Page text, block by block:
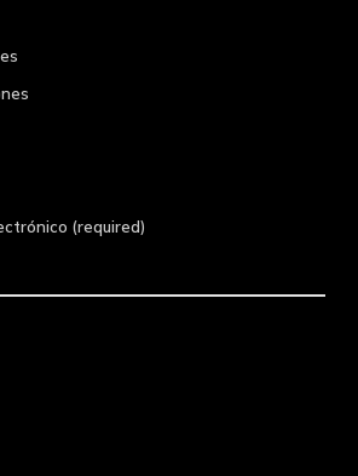
(required)